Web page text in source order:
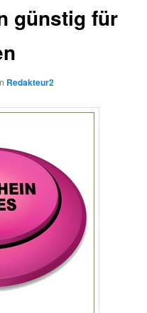
günstig für
Redakteur2